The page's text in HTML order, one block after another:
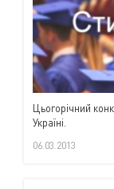
Цьогорічний
Україні.
06.03.2013